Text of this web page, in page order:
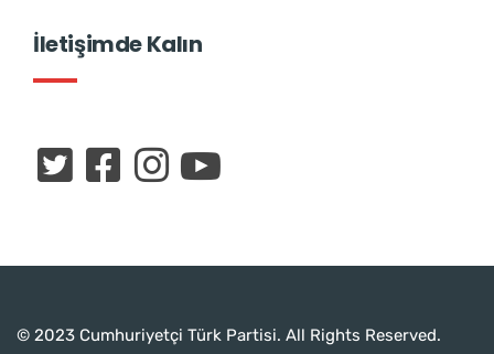
İletişimde Kalın
© 2023 Cumhuriyetçi Türk Partisi. All Rights Reserved.